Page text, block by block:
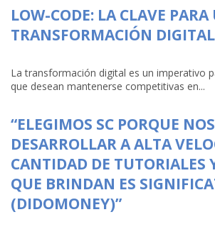
LOW-CODE: LA CLAVE
TRANSFORMACIÓN
La transformación digital es un imperativo
que desean mantenerse competitivas en...
“ELEGIMOS SC PORQUE
DESARROLLAR A ALTA
CANTIDAD DE TUTORIALES
QUE BRINDAN ES
(DIDOMONEY)”